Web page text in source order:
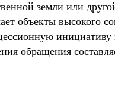
земли или
объекты высокого
инициативу
обращения